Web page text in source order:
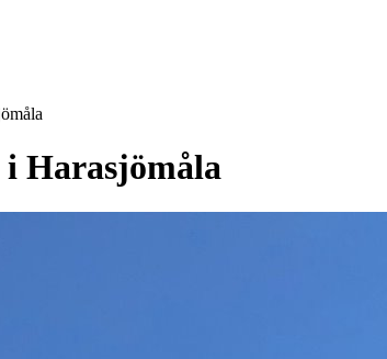
i Harasjömåla